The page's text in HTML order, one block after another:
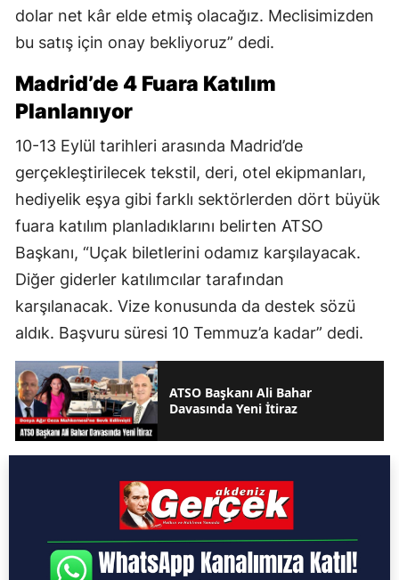
dolar net kâr elde etmiş olacağız. Meclisimizden
bu satış için onay bekliyoruz” dedi.
Madrid’de 4 Fuara Katılım
Planlanıyor
10-13 Eylül tarihleri arasında Madrid’de
gerçekleştirilecek tekstil, deri, otel ekipmanları,
hediyelik eşya gibi farklı sektörlerden dört büyük
fuara katılım planladıklarını belirten ATSO
Başkanı, “Uçak biletlerini odamız karşılayacak.
Diğer giderler katılımcılar tarafından
karşılanacak. Vize konusunda da destek sözü
aldık. Başvuru süresi 10 Temmuz’a kadar” dedi.
ATSO Başkanı Ali Bahar
Davasında Yeni İtiraz